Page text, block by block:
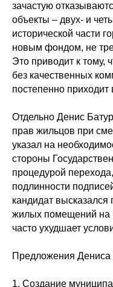
зачастую
объекты – двух- и
исторической части
новым фондом, не
Это приводит к тому,
без качественных
постепенно приходит
Отдельно Денис
прав жильцов при
указал на
стороны
процедурой
подлинности
кандидат высказался
жилых помещений на
часто ухудшает
Предложения Дениса
1. Создание